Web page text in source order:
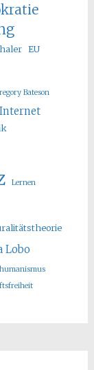
EU
Bateson
Internet
Lernen
Lobo